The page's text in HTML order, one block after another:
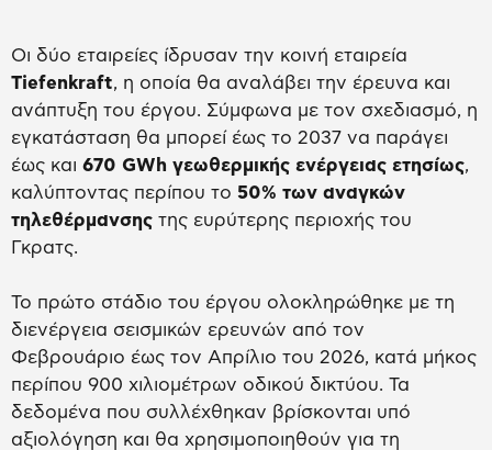
Οι δύο εταιρείες ίδρυσαν την κοινή εταιρεία
Tiefenkraft, η οποία θα αναλάβει την έρευνα και
ανάπτυξη του έργου. Σύμφωνα με τον σχεδιασμό, η
εγκατάσταση θα μπορεί έως το 2037 να παράγει
έως και 670 GWh γεωθερμικής ενέργειας ετησίως,
καλύπτοντας περίπου το 50% των αναγκών
τηλεθέρμανσης της ευρύτερης περιοχής του
Γκρατς.
Το πρώτο στάδιο του έργου ολοκληρώθηκε με τη
διενέργεια σεισμικών ερευνών από τον
Φεβρουάριο έως τον Απρίλιο του 2026, κατά μήκος
περίπου 900 χιλιομέτρων οδικού δικτύου. Τα
δεδομένα που συλλέχθηκαν βρίσκονται υπό
αξιολόγηση και θα χρησιμοποιηθούν για τη